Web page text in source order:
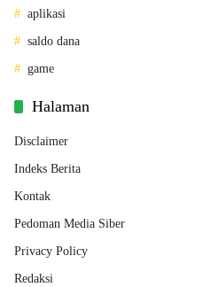
aplikasi
saldo dana
game
Halaman
Disclaimer
Indeks Berita
Kontak
Pedoman Media Siber
Privacy Policy
Redaksi